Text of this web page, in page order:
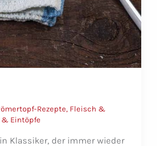
Rezepte, Fleisch &
& Eintöpfe
Klassiker, der immer wieder